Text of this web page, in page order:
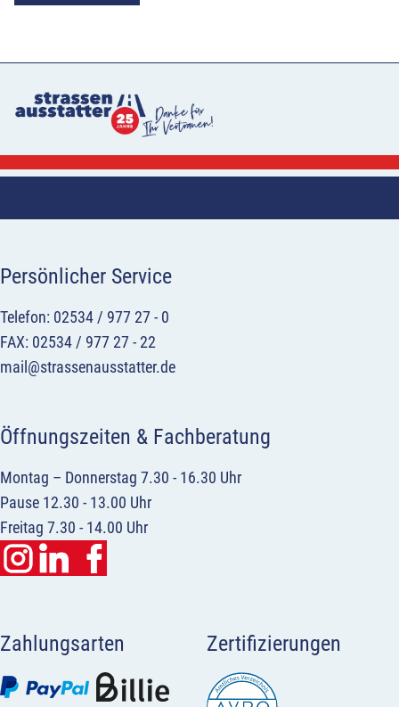
Persönlicher Service
Telefon: 02534 / 977 27 - 0
FAX: 02534 / 977 27 - 22
mail@strassenausstatter.de
Öffnungszeiten & Fachberatung
Montag – Donnerstag 7.30 - 16.30 Uhr
Pause 12.30 - 13.00 Uhr
Freitag 7.30 - 14.00 Uhr
Zahlungsarten Zertifizierungen